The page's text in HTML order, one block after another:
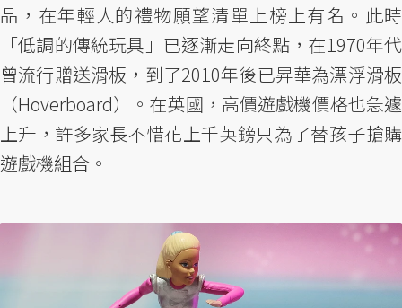
品，在年輕人的禮物願望清單上榜上有名。此時
「低調的傳統玩具」已逐漸走向終點，在1970年代
曾流行贈送滑板，到了2010年後已昇華為漂浮滑板
（Hoverboard）。在英國，高價遊戲機價格也急遽
上升，許多家長不惜花上千英鎊只為了替孩子搶購
遊戲機組合。